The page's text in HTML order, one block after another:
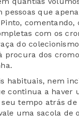
pessoas que
com os
do
procura dos
habituais, nem
continua a haver
tempo atrás
uma sacola de